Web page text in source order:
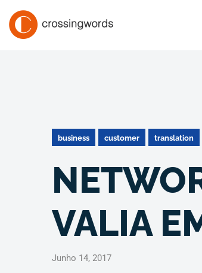
business customer translation
VALIA
Junho 14, 2017